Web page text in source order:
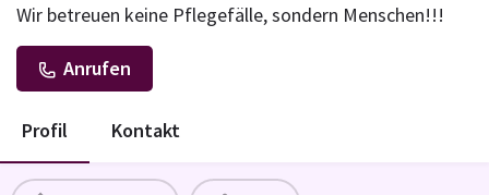
Wir betreuen keine Pflegefälle, sondern Menschen!!!
Anrufen
Profil Kontakt